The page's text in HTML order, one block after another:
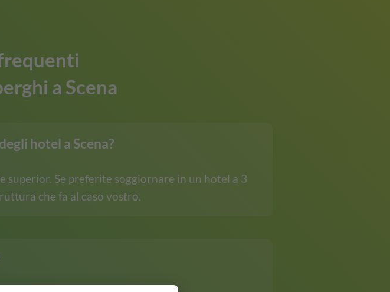
a Scena
hotel a Scena?
superior. Se preferite soggiornare in un hotel a 3
che fa al caso vostro.